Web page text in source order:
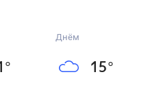
°
Днём
15°